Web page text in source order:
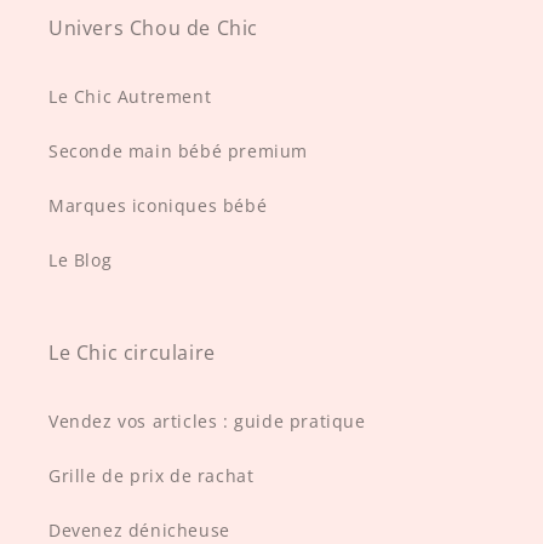
Univers Chou de Chic
Le Chic Autrement
Seconde main bébé premium
Marques iconiques bébé
Le Blog
Le Chic circulaire
Vendez vos articles : guide pratique
Grille de prix de rachat
Devenez dénicheuse